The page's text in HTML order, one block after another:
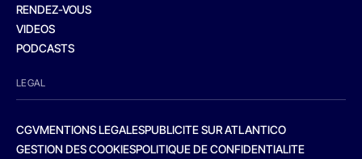
RENDEZ-VOUS
VIDEOS
PODCASTS
LEGAL
CGVMENTIONS LEGALESPUBLICITE SUR ATLANTICO
GESTION DES COOKIESPOLITIQUE DE CONFIDENTIALITE